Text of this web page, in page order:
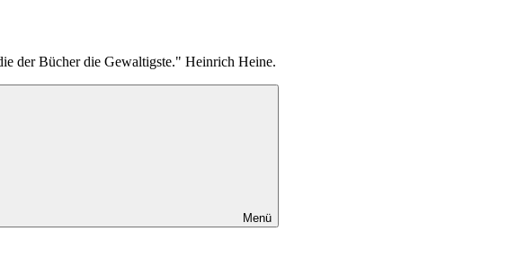
der Bücher die Gewaltigste." Heinrich Heine.
Menü